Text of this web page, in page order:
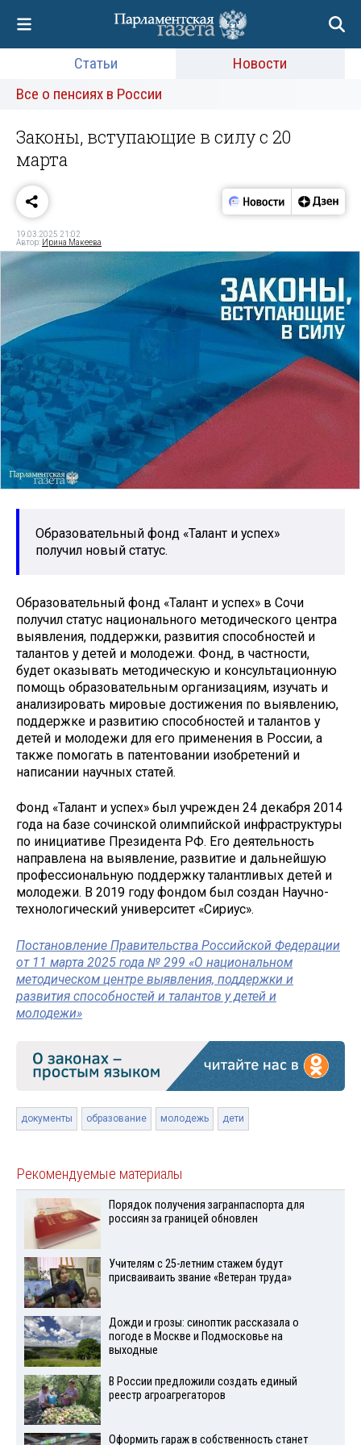
Статьи
Новости
Все о пенсиях в России
Законы, вступающие в силу с 20
марта
19.03.2025 21:02
Автор: Ирина Макеева
Образовательный фонд «Талант и успех»
получил новый статус.
Образовательный фонд «Талант и успех» в Сочи
получил статус национального методического центра
выявления, поддержки, развития способностей и
талантов у детей и молодежи. Фонд, в частности,
будет оказывать методическую и консультационную
помощь образовательным организациям, изучать и
анализировать мировые достижения по выявлению,
поддержке и развитию способностей и талантов у
детей и молодежи для его применения в России, а
также помогать в патентовании изобретений и
написании научных статей.
Фонд «Талант и успех» был учрежден 24 декабря 2014
года на базе сочинской олимпийской инфраструктуры
по инициативе Президента РФ. Его деятельность
направлена на выявление, развитие и дальнейшую
профессиональную поддержку талантливых детей и
молодежи. В 2019 году фондом был создан Научно-
технологический университет «Сириус».
Постановление Правительства Российской Федерации
от 11 марта 2025 года № 299 «О национальном
методическом центре выявления, поддержки и
развития способностей и талантов у детей и
молодежи»
документы образование молодежь дети
Рекомендуемые материалы
Порядок получения загранпаспорта для
россиян за границей обновлен
Учителям с 25-летним стажем будут
присваиваить звание «Ветеран труда»
Дожди и грозы: синоптик рассказала о
погоде в Москве и Подмосковье на
выходные
В России предложили создать единый
реестр агроагрегаторов
Оформить гараж в собственность станет